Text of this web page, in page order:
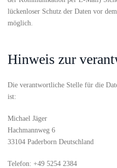
lückenloser Schutz der Daten vor
möglich.
Hinweis zur
Die verantwortliche Stelle für die
ist:
Michael Jäger
Hachmannweg 6
33104 Paderborn Deutschland
Telefon: +49 5254 2384